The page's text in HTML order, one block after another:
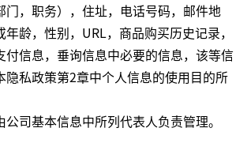
门，职务），住址，电话号码，邮件地
龄，性别，URL，商品购买历史记录，
付信息，垂询信息中必要的信息，该等信
隐私政策第2章中个人信息的使用目的所
司基本信息中所列代表人负责管理。